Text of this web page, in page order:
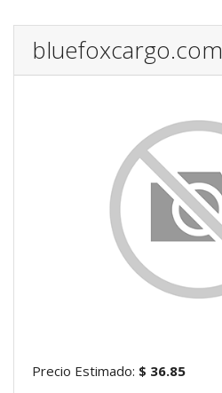
bluefoxcargo.com
Precio Estimado: $ 36.85